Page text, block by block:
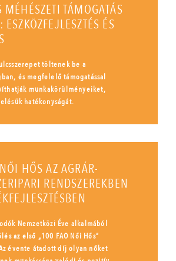
TÁMOGATÁS
ÉS
töltenek be a
és megfelelő támogatással
munkakörülményeiket,
hatékonyságát.
HŐS AZ AGRÁR-
RENDSZEREKBEN
Nemzetközi Éve alkalmából
az első „100 FAO Női Hős”
évente átadott díj olyan nőket